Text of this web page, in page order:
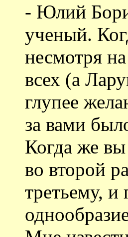
- Юлий
ученый.
несмотря
всех (а
глупее
за вами
Когда же вы
во второй
третьему, и